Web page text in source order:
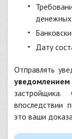
Требование о возврате всех уплаченных
Дату
Отправлять
впоследствии
это ваши